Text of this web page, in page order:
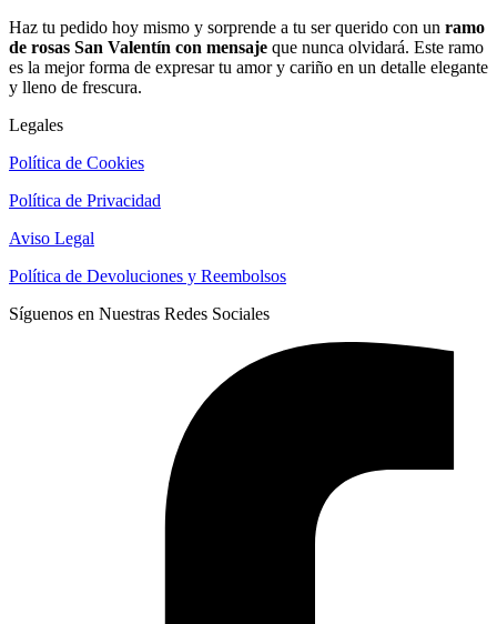
Haz tu pedido hoy mismo y sorprende a tu ser querido con un ramo
de rosas San Valentín con mensaje que nunca olvidará. Este ramo
es la mejor forma de expresar tu amor y cariño en un detalle elegante
y lleno de frescura.
Legales
Política de Cookies
Política de Privacidad
Aviso Legal
Política de Devoluciones y Reembolsos
Síguenos en Nuestras Redes Sociales